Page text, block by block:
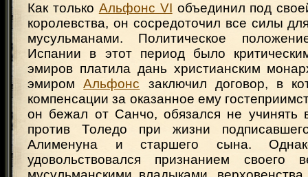
Как только Альфонс VI объединил под
королевства, он сосредоточил все силы
мусульманами. Политическое
Испании в этот период было
эмиров платила дань христианским
эмиромАльфонс заключил договор, в
компенсации за оказанное ему
он бежал от Санчо, обязался не учинять
против Толедо при жизни
Алименуна и старшего сына.
удовольствовался признанием своего